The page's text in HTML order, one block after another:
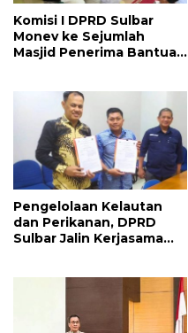
Komisi I DPRD Sulbar
Monev ke Sejumlah
Masjid Penerima Bantuan
Pengelolaan Kelautan
dan Perikanan, DPRD
Sulbar Jalin Kerjasama